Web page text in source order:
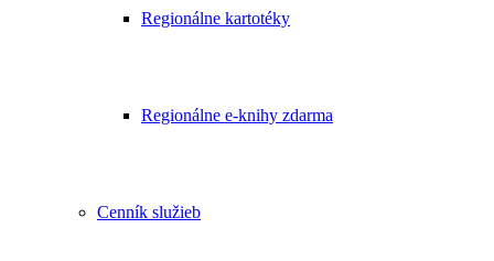
Regionálne kartotéky
Regionálne e-knihy zdarma
Cenník služieb